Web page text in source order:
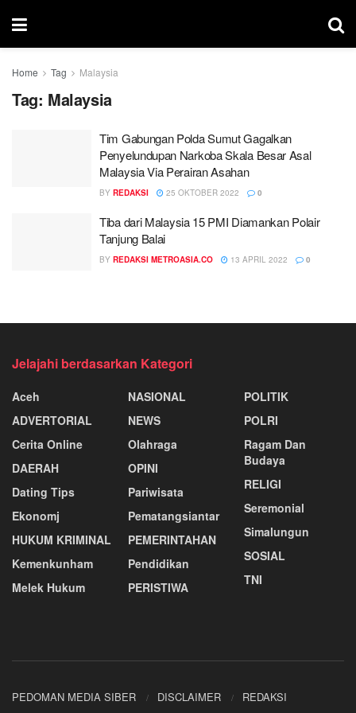
Home Tag Malaysia
Tag: Malaysia
Tim Gabungan Polda Sumut Gagalkan
Penyelundupan Narkoba Skala Besar Asal
Malaysia Via Perairan Asahan
BY REDAKSI 25 OKTOBER 2022 0
Tiba dari Malaysia 15 PMI Diamankan Polair
Tanjung Balai
BY REDAKSI METROASIA.CO 13 APRIL 2022 0
Jelajahi berdasarkan Kategori
Aceh
ADVERTORIAL
Cerita Online
DAERAH
Dating Tips
Ekonomj
HUKUM KRIMINAL
Kemenkunham
Melek Hukum
NASIONAL
NEWS
Olahraga
OPINI
Pariwisata
Pematangsiantar
PEMERINTAHAN
Pendidikan
PERISTIWA
POLITIK
POLRI
Ragam Dan
Budaya
RELIGI
Seremonial
Simalungun
SOSIAL
TNI
PEDOMAN MEDIA SIBER DISCLAIMER REDAKSI